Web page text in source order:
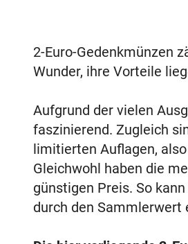
2-Euro-Gedenkmünzen
Wunder, ihre Vorteile
Aufgrund der vielen
faszinierend. Zugleich
limitierten Auflagen,
Gleichwohl haben die
günstigen Preis. So
durch den Sammlerwert